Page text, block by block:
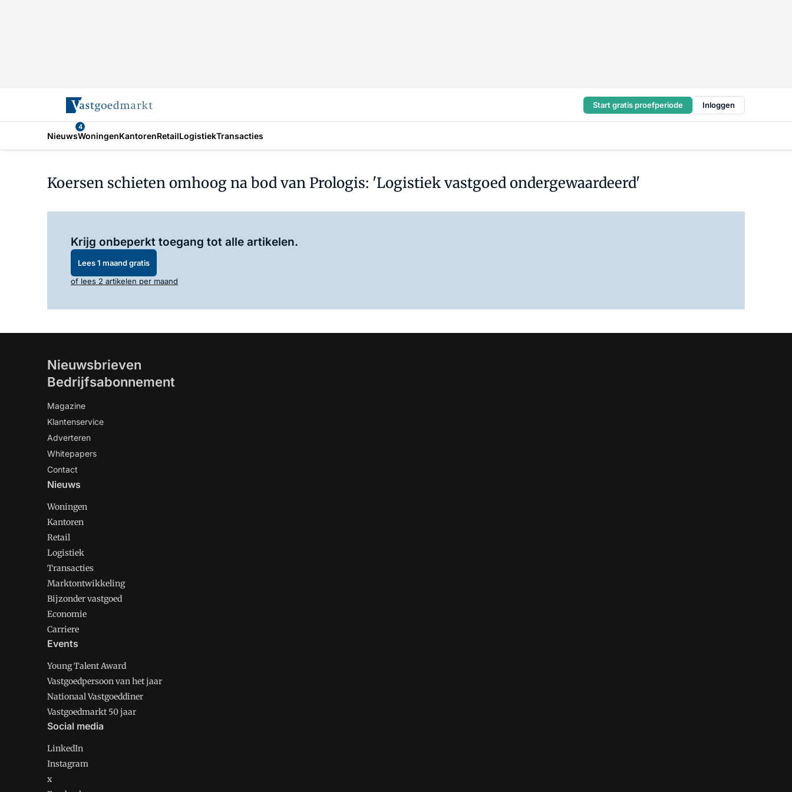
Start gratis proefperiode Inloggen
Nieuws
4
WoningenKantorenRetailLogistiekTransacties
Koersen schieten omhoog na bod van Prologis: 'Logistiek vastgoed ondergewaardeerd'
Krijg onbeperkt toegang tot alle artikelen.
Lees 1 maand gratis
of lees 2 artikelen per maand
Nieuwsbrieven
Bedrijfsabonnement
Magazine
Klantenservice
Adverteren
Whitepapers
Contact
Nieuws
Woningen
Kantoren
Retail
Logistiek
Transacties
Marktontwikkeling
Bijzonder vastgoed
Economie
Carriere
Events
Young Talent Award
Vastgoedpersoon van het jaar
Nationaal Vastgoeddiner
Vastgoedmarkt 50 jaar
Social media
LinkedIn
Instagram
x